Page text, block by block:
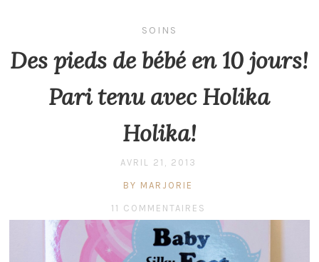
SOINS
Des pieds de bébé en 10 jours!
Pari tenu avec Holika
Holika!
AVRIL 21, 2013
BY MARJORIE
11 COMMENTAIRES